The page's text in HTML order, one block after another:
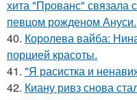
хита "Прованс" связала
певцом рожденом Ануси.
40. Королева вайба:
порцией красоты.
41. "Я расистка и
42. Киану ривз снова